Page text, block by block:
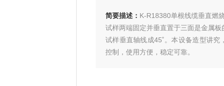
简要描述： K-R18380单根线缆垂直燃
试样两端固定并垂直置于三面是金属
试样垂直轴线成45˚。本设备造型讲
控制，使用方便，稳定可靠。